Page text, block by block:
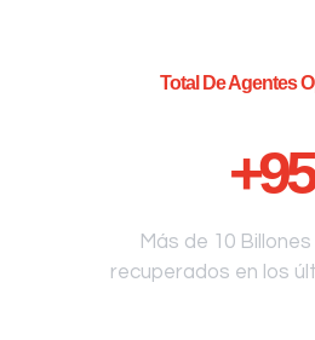
Total De Agentes
+95
Más de 10
recuperados en los